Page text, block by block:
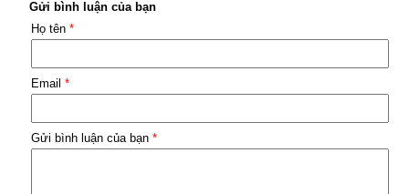
Gửi bình luận của bạn
Họ tên *
Email *
Gửi bình luận của bạn *